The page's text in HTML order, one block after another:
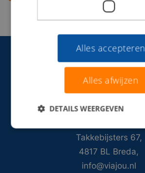
Takkebijsters 67,
4817 BL Breda,
info@viajou.nl
Alles accepteren
Alles afwijzen
DETAILS WEERGEVEN